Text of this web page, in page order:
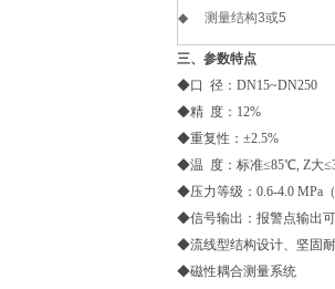
◆
测量结构3或5
三、参数特点
◆口 径：DN15~DN250
◆精 度：12%
◆重复性：±2.5%
◆温 度：标准≤85℃, Z大
◆压力等级：0.6-4.0 MPa
◆信号输出：报警点输出
◆流线型结构设计、坚固
◆磁性耦合测量系统